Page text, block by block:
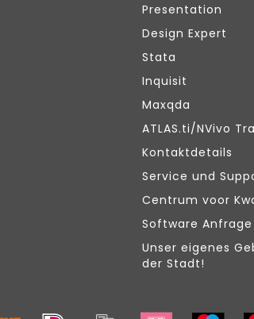
Presentation
Design Expert
Stata
Inquisit
Maxqda
ATLAS.ti/NVivo
Kontaktdetails
Service und
Centrum voor
Software Anfrage
Unser eigenes
der Stadt!